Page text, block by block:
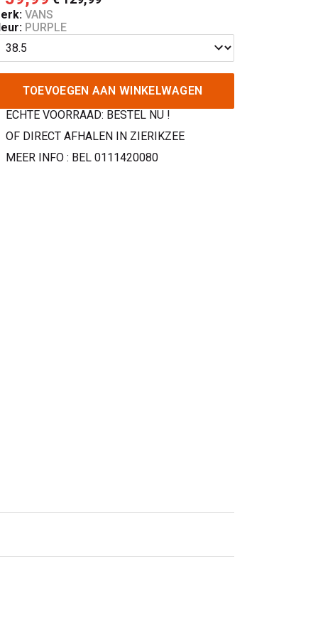
VANS
PURPLE
TOEVOEGEN AAN WINKELWAGEN
ECHTE VOORRAAD: BESTEL NU !
OF DIRECT AFHALEN IN ZIERIKZEE
MEER INFO : BEL 0111420080